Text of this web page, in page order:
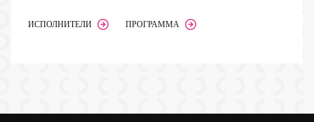
ИСПОЛНИТЕЛИ ПРОГРАММА